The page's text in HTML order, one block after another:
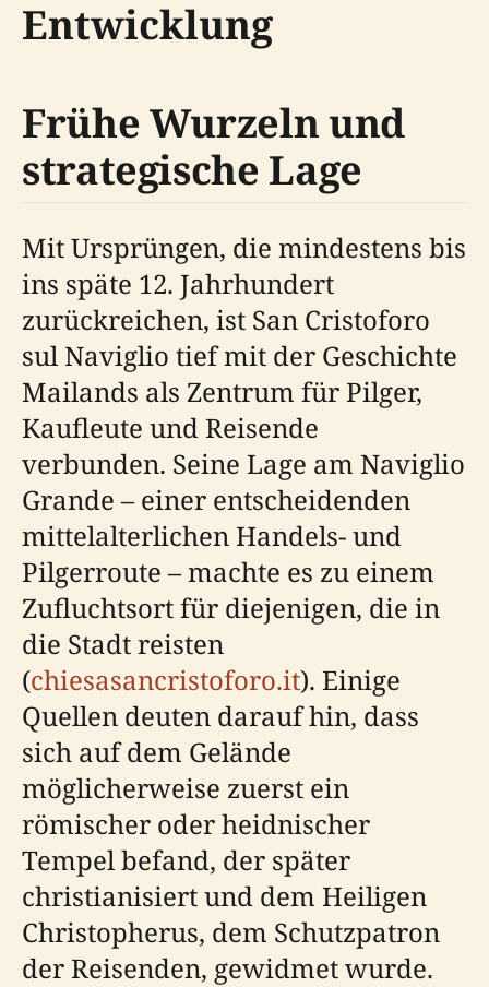
Entwicklung
Frühe Wurzeln und
strategische Lage
Mit Ursprüngen, die mindestens bis
ins späte 12. Jahrhundert
zurückreichen, ist San Cristoforo
sul Naviglio tief mit der Geschichte
Mailands als Zentrum für Pilger,
Kaufleute und Reisende
verbunden. Seine Lage am Naviglio
Grande – einer entscheidenden
mittelalterlichen Handels- und
Pilgerroute – machte es zu einem
Zufluchtsort für diejenigen, die in
die Stadt reisten
(chiesasancristoforo.it). Einige
Quellen deuten darauf hin, dass
sich auf dem Gelände
möglicherweise zuerst ein
römischer oder heidnischer
Tempel befand, der später
christianisiert und dem Heiligen
Christopherus, dem Schutzpatron
der Reisenden, gewidmet wurde.